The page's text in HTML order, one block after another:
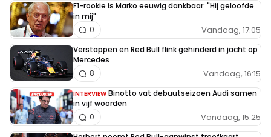
F1-rookie is Marko eeuwig dankbaar: "Hij geloofde
in mij"
Vandaag, 17:05
0
Verstappen en Red Bull flink gehinderd in jacht op
Mercedes
Vandaag, 16:15
8
INTERVIEW Binotto vat debuutseizoen Audi samen
in vijf woorden
Vandaag, 15:25
0